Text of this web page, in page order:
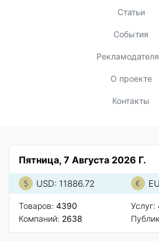
Статьи
События
О проекте
Контакты
Пятница, 7 Августа 2026 Г.
USD: 11886.72
Товаров: 4390
Компаний: 2638
Услуг: